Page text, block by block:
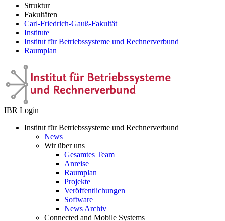
Struktur
Fakultäten
Carl-Friedrich-Gauß-Fakultät
Institute
Institut für Betriebssysteme und Rechnerverbund
Raumplan
IBR Login
Institut für Betriebssysteme und Rechnerverbund
News
Wir über uns
Gesamtes Team
Anreise
Raumplan
Projekte
Veröffentlichungen
Software
News Archiv
Connected and Mobile Systems